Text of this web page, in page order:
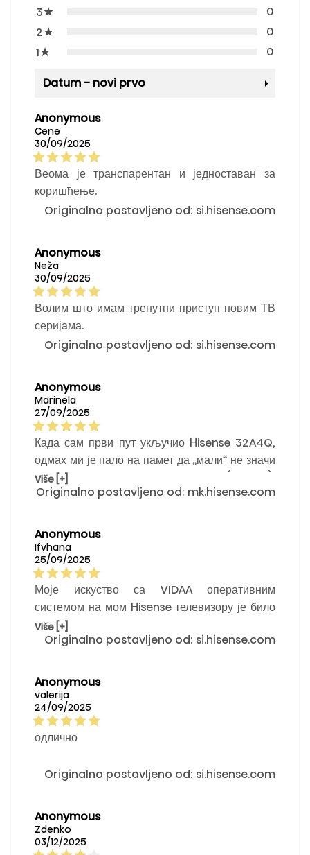
3★
0
2★
0
1★
0
Datum - novi prvo
Anonymous
Cene
30/09/2025
Веома је транспарентан и једноставан за
коришћење.
Originalno postavljeno od: si.hisense.com
Anonymous
Neža
30/09/2025
Волим што имам тренутни приступ новим ТВ
серијама.
Originalno postavljeno od: si.hisense.com
Anonymous
Marinela
27/09/2025
Када сам први пут укључио Hisense 32A4Q,
одмах ми је пало на памет да „мали“ не значи
„скромни“. Са екраном од 32 инча (81,3 цм),
овај паметни телевизор нуди више него што
спаваћу собу, кухињу или студентску собу —
ово је идеалан пратилац.
Više [+]
Originalno postavljeno od: mk.hisense.com
Anonymous
Ifvhana
25/09/2025
Моје искуство са VIDAA оперативним
системом на мом Hisense телевизору је било
веома позитивно. Интерфејс је јасан, брз и
једноставан за коришћење – менији нису
Највише користим YouTube апликацију јер се
веома брзо отвара.
Više [+]
Originalno postavljeno od: si.hisense.com
Anonymous
valerija
24/09/2025
одлично
Originalno postavljeno od: si.hisense.com
Anonymous
Zdenko
03/12/2025